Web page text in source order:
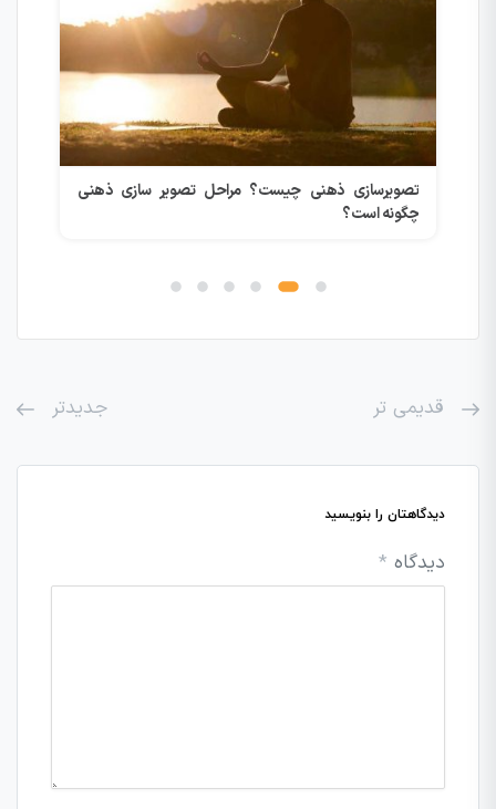
تصویرسازی ذهنی چیست؟ مراحل تصویر سازی ذهنی
چگونه است؟
قدیمی تر جدیدتر
دیدگاهتان را بنویسید
دیدگاه *